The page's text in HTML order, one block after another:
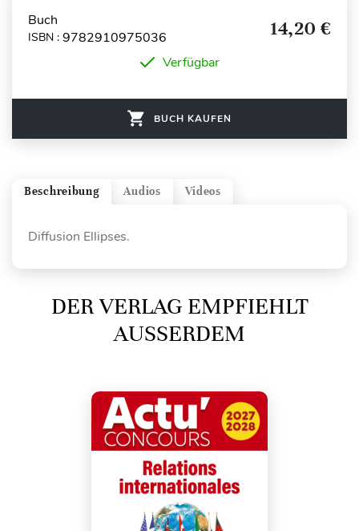
Buch
ISBN : 9782910975036 14,20 €
Verfügbar
BUCH KAUFEN
Videos
Audios
Beschreibung
Diffusion Ellipses.
DER VERLAG EMPFIEHLT
AUSSERDEM